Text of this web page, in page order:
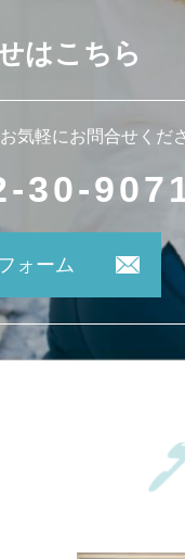
はこちら
お気軽にお問合せくだ
30-
ォーム